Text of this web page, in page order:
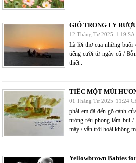
GIÓ TRONG LY
12 Tháng Tư 2025 1:19 SA
Là lời thơ của những buổi
tiếng cười từ ngày cũ /
thiết .
TIẾC MỘT MÙI
01 Tháng Tư 2025 11:24
phải em đã đến gõ cánh
tường rêu phong lấm bụi
mây / vẫn trôi hoài không
Yellowbrown Babies